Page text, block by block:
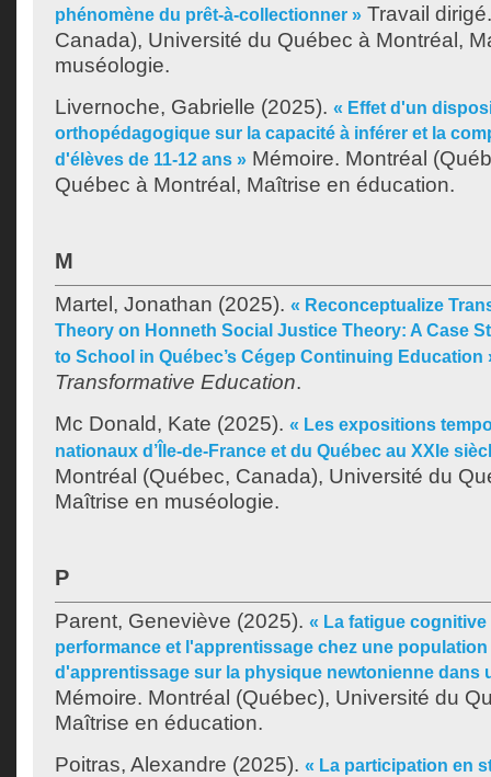
phénomène du prêt-à-collectionner » Travail
Canada), Université du Québec à Montréal,
muséologie.
Livernoche, Gabrielle (2025). « Effet d'un
orthopédagogique sur la capacité à inférer et la
d'élèves de 11-12 ans » Mémoire. Montréal
Québec à Montréal, Maîtrise en éducation.
M
Martel, Jonathan (2025). « Reconceptualize
Theory on Honneth Social Justice Theory: A Case
to School in Québec’s Cégep Continuing Education
Transformative Education.
Mc Donald, Kate (2025). « Les expositions
nationaux d’Île-de-France et du Québec au XXIe
Montréal (Québec, Canada), Université du
Maîtrise en muséologie.
P
Parent, Geneviève (2025). « La fatigue
performance et l'apprentissage chez une
d'apprentissage sur la physique newtonienne dans
Mémoire. Montréal (Québec), Université du
Maîtrise en éducation.
Poitras, Alexandre (2025). « La participation en